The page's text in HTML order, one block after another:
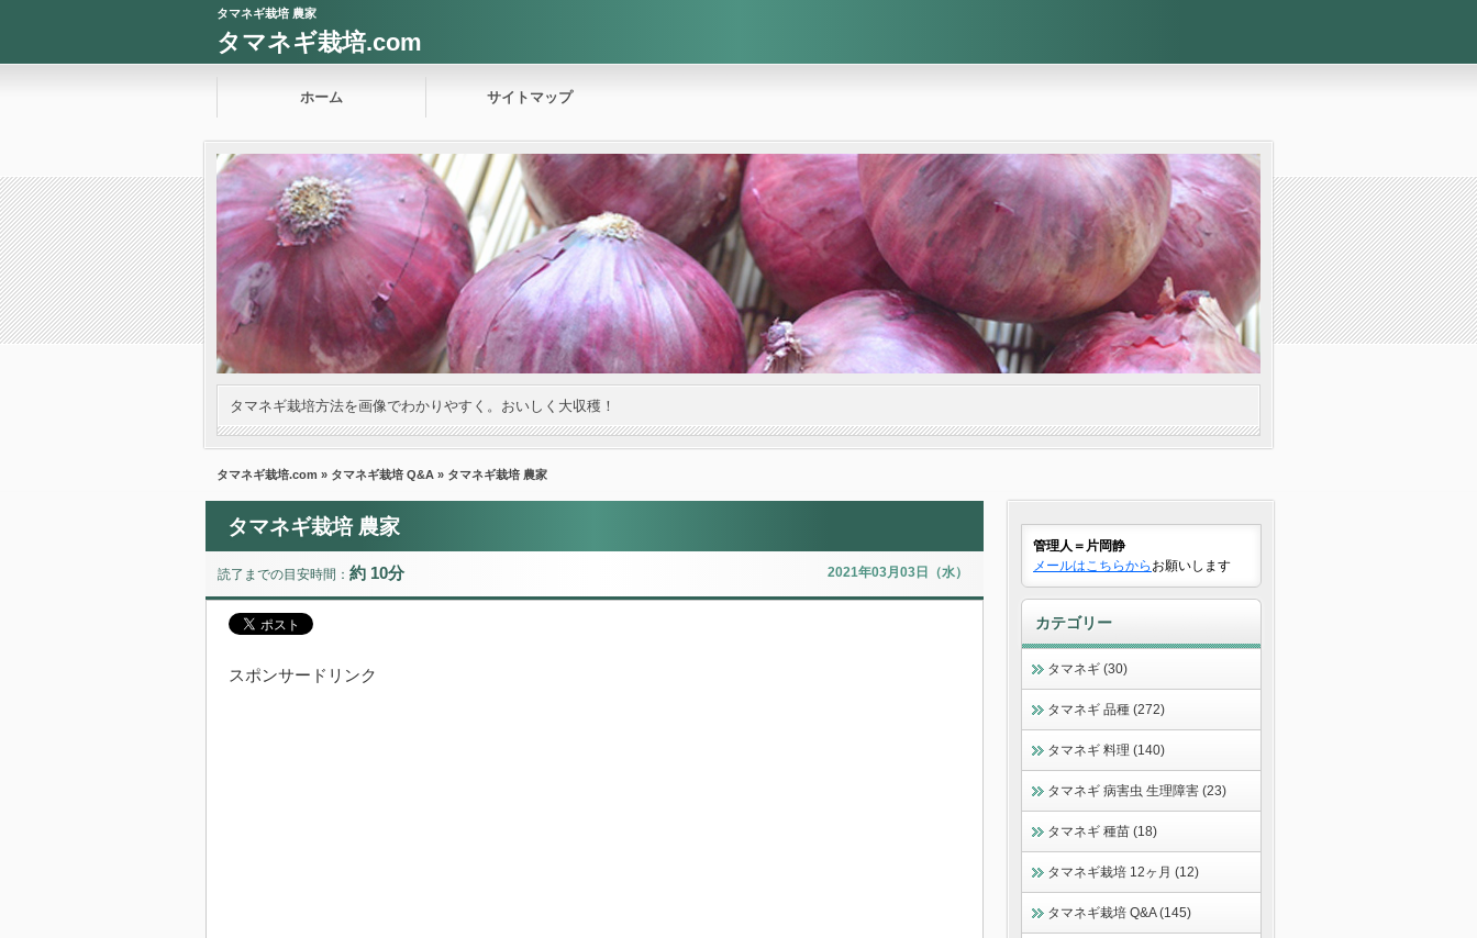
タマネギ栽培 農家
タマネギ栽培.com
ホーム サイトマップ
タマネギ栽培方法を画像でわかりやすく。おいしく大収穫！
タマネギ栽培.com » タマネギ栽培 Q&A » タマネギ栽培 農家
タマネギ栽培 農家
読了までの目安時間： 約 10分 2021年03月03日（水）
スポンサードリンク
管理人＝片岡静
メールはこちらから お願いします
カテゴリー
タマネギ (30)
タマネギ 品種 (272)
タマネギ 料理 (140)
タマネギ 病害虫 生理障害 (23)
タマネギ 種苗 (18)
タマネギ栽培 12ヶ月 (12)
タマネギ栽培 Q&A (145)